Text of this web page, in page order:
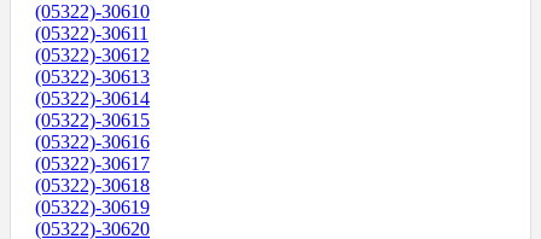
(05322)-30610
(05322)-30611
(05322)-30612
(05322)-30613
(05322)-30614
(05322)-30615
(05322)-30616
(05322)-30617
(05322)-30618
(05322)-30619
(05322)-30620